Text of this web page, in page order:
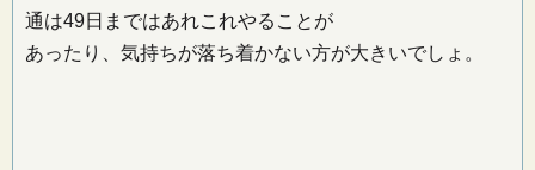
通は49日まではあれこれやることが
あったり、気持ちが落ち着かない方が大きいでしょ。